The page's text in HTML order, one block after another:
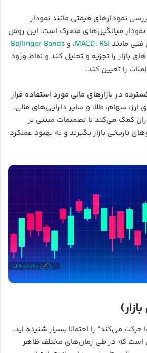
نمودارهای قیمتی مانند نمودار
میانگین‌های متحرک است. این روش
مانند
MACD، RSI ، و Bollinger Bands
بازار را تجزیه و تحلیل کند و نقاط ورود
را تعیین کند.
در بازارهای مالی مورد استفاده قرار
ارز، سهام، طلا، و سایر دارایی‌های مالی.
کمک می‌کند تا تصمیمات مبتنی بر
تاریخی بازار بگیرند و به بهبود عملکرد
حرکت می‌کند” را احتمالا بسیار شنیده اید.
است که در طی زمان‌های مختلف ظاهر